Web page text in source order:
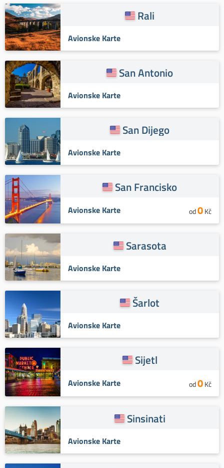
Rali
Avionske Karte
San Antonio
Avionske Karte
San Dijego
Avionske Karte
San Francisko
Avionske Karte od0Kč
Sarasota
Avionske Karte
Šarlot
Avionske Karte
Sijetl
Avionske Karte od0Kč
Sinsinati
Avionske Karte